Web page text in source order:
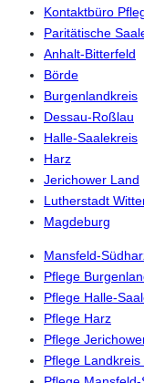
Kontaktbüro
Paritätische
Anhalt-Bitterfeld
Börde
Burgenlandkreis
Dessau-Roßlau
Halle-Saalekreis
Harz
Jerichower Land
Lutherstadt
Magdeburg
Mansfeld-
Pflege
Pflege Halle-
Pflege Harz
Pflege
Pflege Landkreis